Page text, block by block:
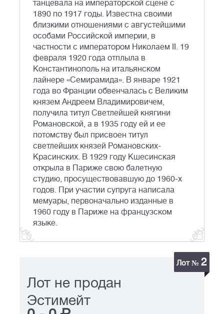
танцевала на императорской сцене с
1890 по 1917 годы. Известна своими
близкими отношениями с августейшими
особами Российской империи, в
частности с императором Николаем II. 19
февраля 1920 года отплыла в
Константинополь на итальянском
лайнере «Семирамида». В январе 1921
года во Франции обвенчалась с Великим
князем Андреем Владимировичем,
получила титул Светлейшей княгини
Романовской, а в 1935 году ей и ее
потомству был присвоен титул
светлейших князей Романовских-
Красинских. В 1929 году Кшесинская
открыла в Париже свою балетную
студию, просуществовавшую до 1960-х
годов. При участии супруга написала
мемуары, первоначально изданные в
1960 году в Париже на французском
языке.
Лот № 2
Лот не продан
Эстимейт